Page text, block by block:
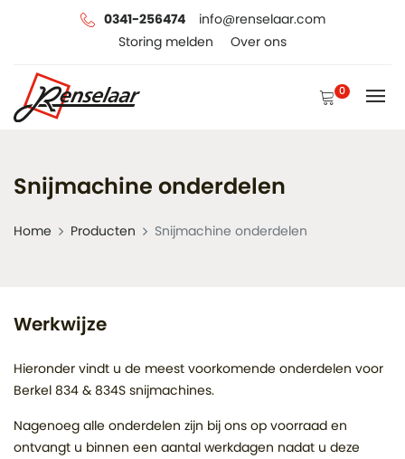
0341-256474
info@renselaar.com
Storing melden
Over ons
0
Snijmachine onderdelen
Home Producten Snijmachine onderdelen
Werkwijze
Hieronder vindt u de meest voorkomende onderdelen voor
Berkel 834 & 834S snijmachines.
Nagenoeg alle onderdelen zijn bij ons op voorraad en
ontvangt u binnen een aantal werkdagen nadat u deze